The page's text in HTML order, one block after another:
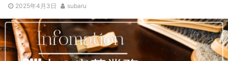
2025年4月3日 subaru